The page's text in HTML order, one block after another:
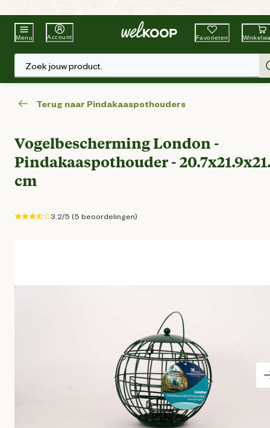
Beste WinkelketenTuin & Dier
Menu Account Favorieten
Zoek jouw product.
Terug naar Pindakaaspothouders
Vogelbescherming London -
Pindakaaspothouder -
cm
3.2/5 (5 beoordelingen)